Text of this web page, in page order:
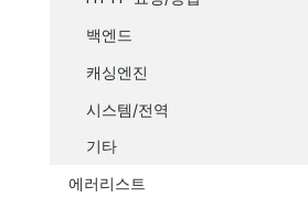
백엔드
캐싱엔진
시스템/전역
기타
에러리스트